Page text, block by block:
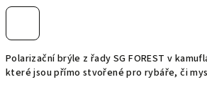
Polarizační brýle z řady SG FOREST v
které jsou přímo stvořené pro rybáře, či